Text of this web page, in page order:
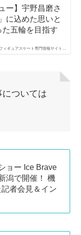
フィギュアスケート専門情報サイト…
ー】宇野昌磨さ
に込めた思いと
五輪を目指す
ついては
ョー Ice Brave
潟で開催！ 機
者会見＆イン